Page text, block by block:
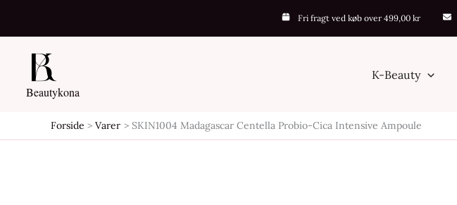
Fri fragt ved køb over 499,00 kr
Beautykona
K-Beauty
Forside Varer SKIN1004 Madagascar Centella Probio-Cica Intensive Ampoule